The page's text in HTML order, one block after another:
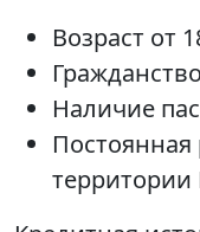
Возраст от
Наличие
Постоянная